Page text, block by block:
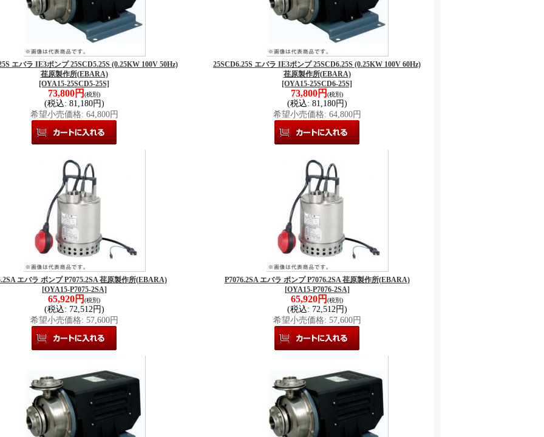
エバラ IE3ポンプ 25SCD5.25S (0.25KW 100V 50Hz)
荏原製作所(EBARA)
[OYA15-25SCD5-25S]
73,800円 (税別)
(税込: 81,180円)
希望小売価格: 64,800円
25SCD6.25S エバラ IE3ポンプ 25SCD6.25S (0.25KW 100V 60Hz)
荏原製作所(EBARA)
[OYA15-25SCD6-25S]
73,800円 (税別)
(税込: 81,180円)
希望小売価格: 64,800円
エバラ ポンプ P7075.2SA 荏原製作所(EBARA)
[OYA15-P7075-2SA]
65,920円 (税別)
(税込: 72,512円)
希望小売価格: 57,600円
P7076.2SA エバラ ポンプ P7076.2SA 荏原製作所(EBARA)
[OYA15-P7076-2SA]
65,920円 (税別)
(税込: 72,512円)
希望小売価格: 57,600円